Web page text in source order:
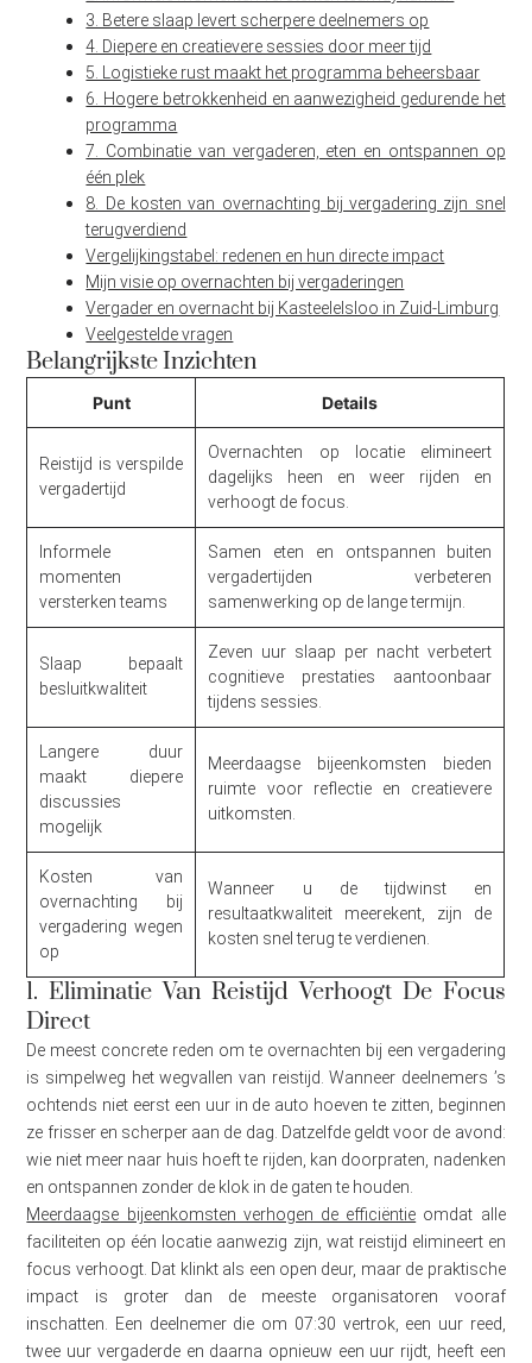
3. Betere slaap levert scherpere deelnemers op
4. Diepere en creatievere sessies door meer tijd
5. Logistieke rust maakt het programma beheersbaar
6. Hogere betrokkenheid en aanwezigheid gedurende het
programma
7. Combinatie van vergaderen, eten en ontspannen op
één plek
8. De kosten van overnachting bij vergadering zijn snel
terugverdiend
Vergelijkingstabel: redenen en hun directe impact
Mijn visie op overnachten bij vergaderingen
Vergader en overnacht bij Kasteelelsloo in Zuid-Limburg
Veelgestelde vragen
Belangrijkste Inzichten
Punt Details
Reistijd is verspilde
vergadertijd
Overnachten op locatie elimineert
dagelijks heen en weer rijden en
verhoogt de focus.
Informele
momenten
versterken teams
Samen eten en ontspannen buiten
vergadertijden verbeteren
samenwerking op de lange termijn.
Slaap bepaalt
besluitkwaliteit
Zeven uur slaap per nacht verbetert
cognitieve prestaties aantoonbaar
tijdens sessies.
Langere duur
maakt diepere
discussies
mogelijk
Meerdaagse bijeenkomsten bieden
ruimte voor reflectie en creatievere
uitkomsten.
Kosten van
overnachting bij
vergadering wegen
op
Wanneer u de tijdwinst en
resultaatkwaliteit meerekent, zijn de
kosten snel terug te verdienen.
1. Eliminatie Van Reistijd Verhoogt De Focus
Direct
De meest concrete reden om te overnachten bij een vergadering
is simpelweg het wegvallen van reistijd. Wanneer deelnemers ’s
ochtends niet eerst een uur in de auto hoeven te zitten, beginnen
ze frisser en scherper aan de dag. Datzelfde geldt voor de avond:
wie niet meer naar huis hoeft te rijden, kan doorpraten, nadenken
en ontspannen zonder de klok in de gaten te houden.
Meerdaagse bijeenkomsten verhogen de efficiëntie omdat alle
faciliteiten op één locatie aanwezig zijn, wat reistijd elimineert en
focus verhoogt. Dat klinkt als een open deur, maar de praktische
impact is groter dan de meeste organisatoren vooraf
inschatten. Een deelnemer die om 07:30 vertrok, een uur reed,
twee uur vergaderde en daarna opnieuw een uur rijdt, heeft een